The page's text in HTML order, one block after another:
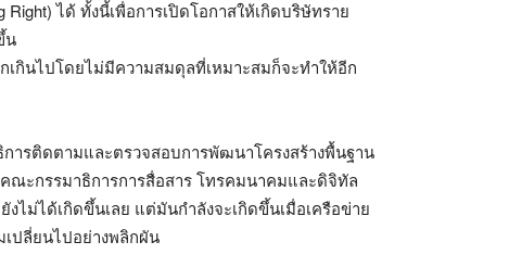
ได้ ทั้งนี้เพื่อการเปิดโอกาสให้เกิดบริษัทราย
น
เกินไปโดยไม่มีความสมดุลที่เหมาะสมก็จะทำให้อีก
ารติดตามและตรวจสอบการพัฒนาโครงสร้างพื้นฐาน
ณะกรรมาธิการการสื่อสาร โทรคมนาคมและดิจิทัล
ไม่ได้เกิดขึ้นเลย แต่มันกำลังจะเกิดขึ้นเมื่อเครือข่าย
เปลี่ยนไปอย่างพลิกผัน